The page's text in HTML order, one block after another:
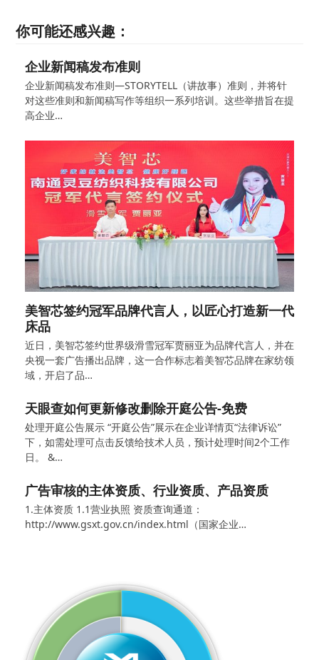
你可能还感兴趣：
企业新闻稿发布准则
企业新闻稿发布准则—STORYTELL（讲故事）准则，并将针
对这些准则和新闻稿写作等组织一系列培训。这些举措旨在提
高企业…
美智芯签约冠军品牌代言人，以匠心打造新一代
床品
近日，美智芯签约世界级滑雪冠军贾丽亚为品牌代言人，并在
央视一套广告播出品牌，这一合作标志着美智芯品牌在家纺领
域，开启了品…
天眼查如何更新修改删除开庭公告-免费
处理开庭公告展示 “开庭公告”展示在企业详情页“法律诉讼”
下，如需处理可点击反馈给技术人员，预计处理时间2个工作
日。 &…
广告审核的主体资质、行业资质、产品资质
1.主体资质 1.1营业执照 资质查询通道：
http://www.gsxt.gov.cn/index.html（国家企业…